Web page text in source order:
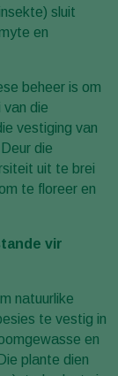
sluit
en
beheer is om
van die
vestiging van
die
uit te brei
te floreer en
vir
natuurlike
te vestig in
en
plante dien